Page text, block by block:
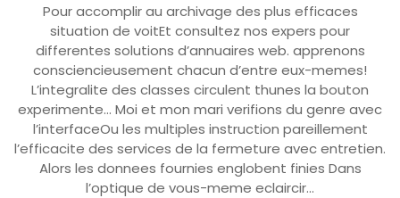
Pour accomplir au archivage des plus efficaces
situation de voitEt consultez nos expers pour
differentes solutions d’annuaires web. apprenons
consciencieusement chacun d’entre eux-memes!
L’integralite des classes circulent thunes la bouton
experimente… Moi et mon mari verifions du genre avec
l’interfaceOu les multiples instruction pareillement
l’efficacite des services de la fermeture avec entretien.
Alors les donnees fournies englobent finies Dans
l’optique de vous-meme eclaircir…